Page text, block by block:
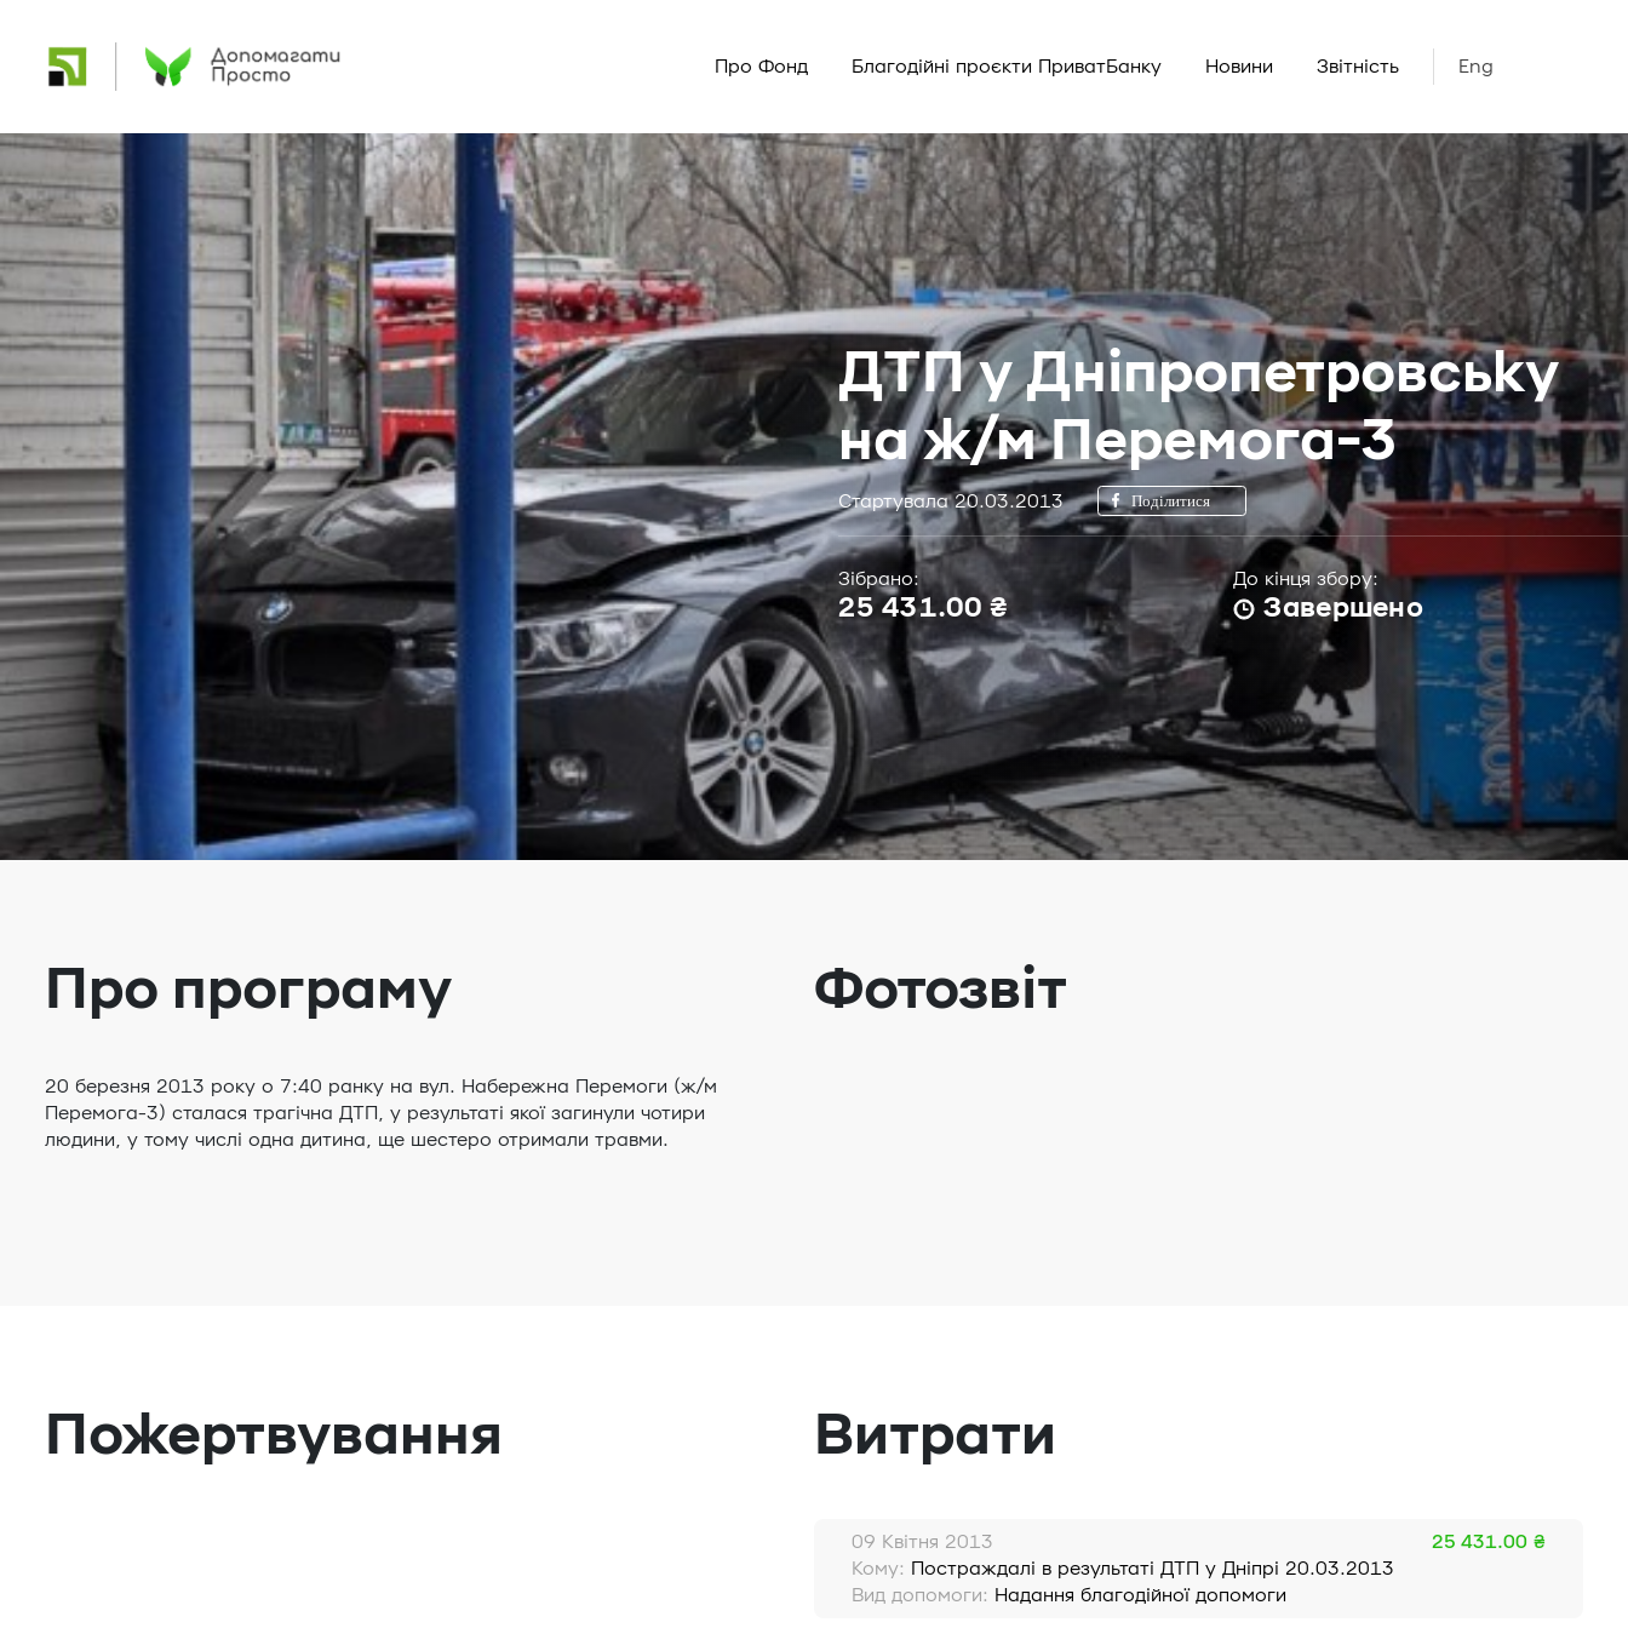
Про Фонд Благодійні проєкти ПриватБанку Новини Звітність Eng
ДТП у Дніпропетровську
на ж/м Перемога-3
Стартувала 20.03.2013
Зібрано:
25 431.00 ₴
До кінця збору:
Завершено
Про програму
20 березня 2013 року о 7:40 ранку на вул. Набережна Перемоги (ж/м
Перемога-3) сталася трагічна ДТП, у результаті якої загинули чотири
людини, у тому числі одна дитина, ще шестеро отримали травми.
Фотозвіт
Пожертвування Витрати
09 Квітня 2013
25 431.00 ₴
Кому: Постраждалі в результаті ДТП у Дніпрі 20.03.2013
Вид допомоги: Надання благодійної допомоги